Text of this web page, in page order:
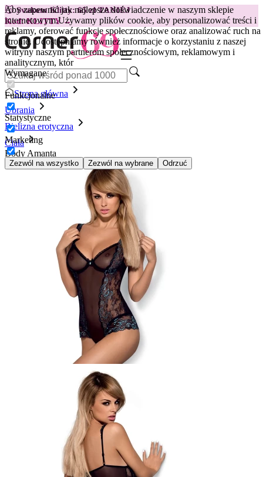
Aby zapewnić jak najlepsze doświadczenie w naszym sklepie
internetowym.Używamy plików cookie, aby personalizować treści i
reklamy, oferować funkcje społecznościowe oraz analizować ruch na
stronie. Udostępniamy również informacje o korzystaniu z naszej
witryny naszym partnerom społecznościowym, reklamowym i
analitycznym, któr
Wymagane
Funkcjonalne
Statystyczne
Marketing
Zezwól na wszystko Zezwól na wybrane Odrzuć
😽Svakom Klitty: 65 zł TANIEJ
Kod: KLITTY →
Strona główna
Ubrania
Bielizna erotyczna
Ciała
Body Amanta